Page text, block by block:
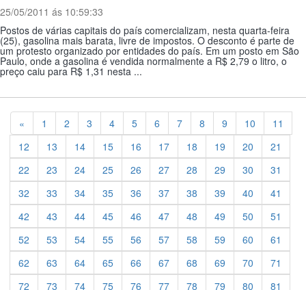
25/05/2011 ás 10:59:33
Postos de várias capitais do país comercializam, nesta quarta-feira
(25), gasolina mais barata, livre de impostos. O desconto é parte de
um protesto organizado por entidades do país. Em um posto em São
Paulo, onde a gasolina é vendida normalmente a R$ 2,79 o litro, o
preço caiu para R$ 1,31 nesta ...
« Previous
1 2 3 4 5 6 7 8 9 10
11
12
13 14 15 16 17 18 19 20
21
22
23 24 25 26 27 28 29 30
31
32
33 34 35 36 37 38 39 40
41
42
43 44 45 46 47 48 49 50
51
52
53 54 55 56 57 58 59 60
61
62
63 64 65 66 67 68 69 70
71
72
73 74 75 76 77 78 79 80 81